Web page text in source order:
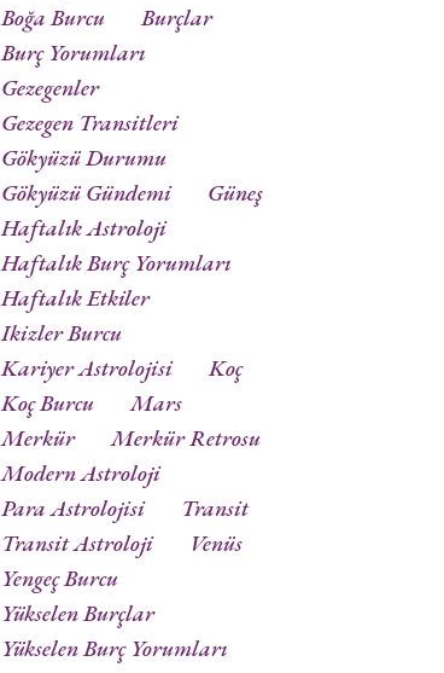
Boğa Burcu
Burçlar
Burç Yorumları
Gezegenler
Gezegen Transitleri
Gökyüzü Durumu
Gökyüzü Gündemi
Güneş
Haftalık Astroloji
Haftalık Burç Yorumları
Haftalık Etkiler
Ikizler Burcu
Kariyer Astrolojisi
Koç
Koç Burcu
Mars
Merkür
Merkür Retrosu
Modern Astroloji
Para Astrolojisi
Transit
Transit Astroloji
Venüs
Yengeç Burcu
Yükselen Burçlar
Yükselen Burç Yorumları